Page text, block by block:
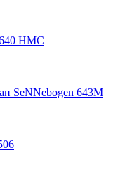
HMC
SeNNebogen 643М